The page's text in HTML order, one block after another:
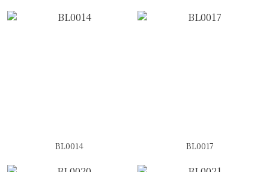
BL0014 BL0017